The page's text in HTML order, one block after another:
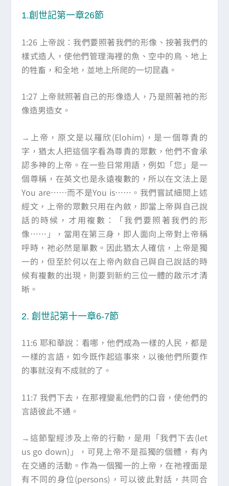
1.創世記第一章26節
1:26 上帝說：我們要照著我們的形像、按著我們的
樣式造人，使他們管理海裡的魚、空中的鳥、地上
的牲畜，和全地，並地上所爬的一切昆蟲。
1:27 上帝就照著自己的形像造人，乃是照著祂的形
像造男造女。
→上帝，原文是以羅欣(Elohim)，是一個尊貴的
字，猶太人把這個字看為尊貴的眾數，他們不會承
認多神的上帝。在一些日常用語，例如「您」是一
個尊稱，在英文也是永遠複數的，所以在文法上是
You are……而不是You is……。我們嘗試細閱上述
經文，上帝的眾數只用在內斂，即當上帝與自己說
話的時候，才用複數：「我們要照著我們的形
像……」，當用在第三身，即人面向上帝對上帝稱
呼時，祂必然是單數。因此猶太人確信，上帝是獨
一的，但至於何以在上帝內歛自己與自己說話的時
候有複數的出現，則要到新約三位一體的啟示才清
晰。
2. 創世記第十一章6-7節
11:6 耶和華說：看哪，他們成為一樣的人民，都是
一樣的言語，如今既作起這事來，以後他們所要作
的事就沒有不成就的了。
11:7 我們下去，在那裡變亂他們的口音，使他們的
言語彼此不通。
→這節聖經涉及上帝的行動，是用「我們下去(let
us go down)」，可見上帝不是孤獨的個體，有內
在交通的活動。作為一個獨一的上帝，在祂裡面是
有不同的身位(persons)，可以彼此對話，共同合